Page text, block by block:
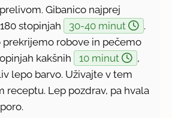
Gibanico najprej
stopinjah
30-40 minut
.
prekrijemo robove in pečemo
kakšnih
10 minut
,
lepo barvo. Uživajte v tem
receptu. Lep pozdrav, pa hvala